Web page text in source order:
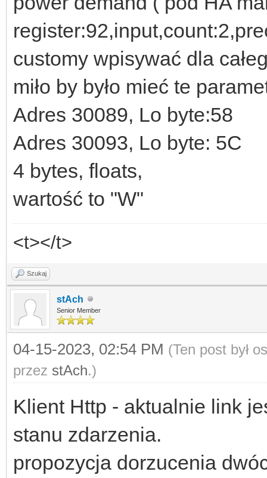
if($mm == 'ZERO')
{
ie();}
if(intval($minval)
{
if(intval($maxval)
{
die( $mm." -
}
/
---------*/
?>
customy wpisywać dla
miło by było mieć te
Adres 30089, Lo byte:58
Adres 30093, Lo byte: 5C
4 bytes, floats,
wartość to "W"
<t></t>
Szukaj
stAch
Senior Member
04-15-2023, 02:54 PM (Ten post był
przez stAch.)
Klient Http - aktualnie link
stanu zdarzenia.
propozycja dorzucenia